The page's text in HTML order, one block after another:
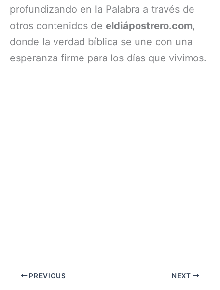
profundizando en la Palabra a través de
otros contenidos de eldiápostrero.com,
donde la verdad bíblica se une con una
esperanza firme para los días que vivimos.
PREVIOUS NEXT